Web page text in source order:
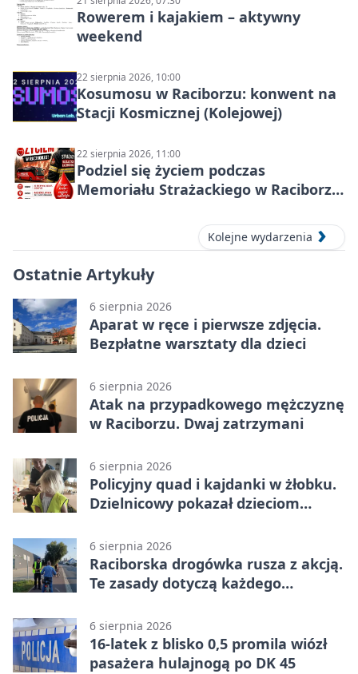
Rowerem i kajakiem – aktywny
weekend
22 sierpnia 2026, 10:00
Kosumosu w Raciborzu: konwent na
Stacji Kosmicznej (Kolejowej)
22 sierpnia 2026, 11:00
Podziel się życiem podczas
Memoriału Strażackiego w Raciborzu
Kolejne wydarzenia
Ostatnie Artykuły
6 sierpnia 2026
Aparat w ręce i pierwsze zdjęcia.
Bezpłatne warsztaty dla dzieci
6 sierpnia 2026
Atak na przypadkowego mężczyznę
w Raciborzu. Dwaj zatrzymani
6 sierpnia 2026
Policyjny quad i kajdanki w żłobku.
Dzielnicowy pokazał dzieciom
6 sierpnia 2026
Raciborska drogówka rusza z akcją.
Te zasady dotyczą każdego
6 sierpnia 2026
16-latek z blisko 0,5 promila wiózł
pasażera hulajnogą po DK 45